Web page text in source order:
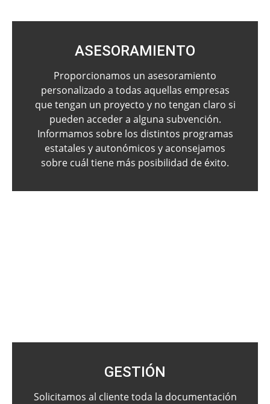
ASESORAMIENTO
Proporcionamos un asesoramiento
personalizado a todas aquellas empresas
que tengan un proyecto y no tengan claro si
pueden acceder a alguna subvención.
Informamos sobre los distintos programas
estatales y autonómicos y aconsejamos
sobre cuál tiene más posibilidad de éxito.
GESTIÓN
Solicitamos al cliente toda la documentación